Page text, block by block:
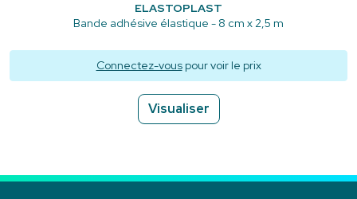
ELASTOPLAST
Bande adhésive élastique - 8 cm x 2,5 m
Connectez-vouspour voir le prix
Visualiser